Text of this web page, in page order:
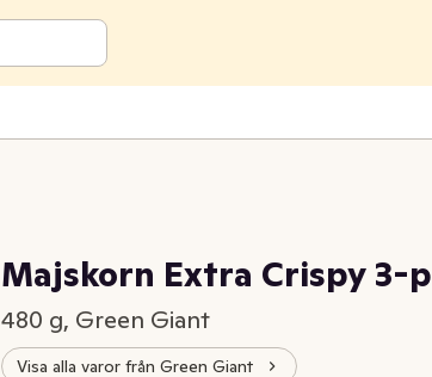
Majskorn Extra Crispy 3-p
480 g, Green Giant
Visa alla varor från Green Giant